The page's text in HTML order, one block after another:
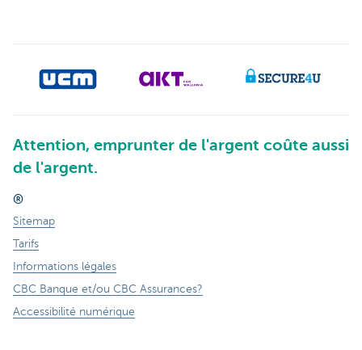
Attention, emprunter de l'argent coûte aussi
de l'argent.
®
Sitemap
Tarifs
Informations légales
CBC Banque et/ou CBC Assurances?
Accessibilité numérique